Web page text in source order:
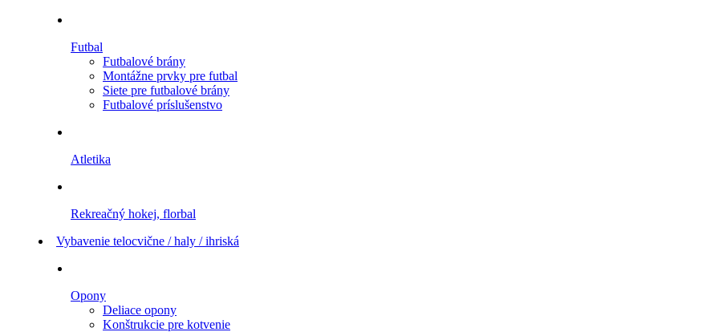
Futbal
Futbalové brány
Montážne prvky pre futbal
Siete pre futbalové brány
Futbalové príslušenstvo
Atletika
Rekreačný hokej, florbal
Vybavenie telocvične / haly / ihriská
Opony
Deliace opony
Konštrukcie pre kotvenie